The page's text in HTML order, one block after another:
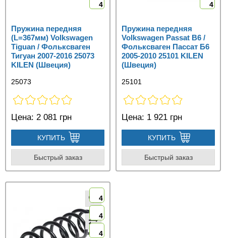
4
Пружина передняя
(L=367мм) Volkswagen
Tiguan / Фольксваген
Тигуан 2007-2016 25073
KILEN (Швеция)
25073
Цена: 2 081 грн
КУПИТЬ
Быстрый заказ
4
Пружина передняя
Volkswagen Passat B6 /
Фольксваген Пассат Б6
2005-2010 25101 KILEN
(Швеция)
25101
Цена: 1 921 грн
КУПИТЬ
Быстрый заказ
4
4
4